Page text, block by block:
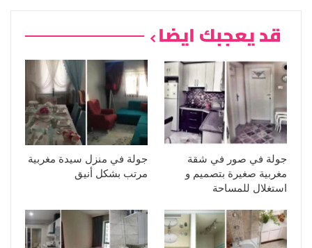
قد يعجبك ايضا
جولة في صور في شقة
مغربية صغيرة بتصميم و
استغلال للمساحة
جولة في منزل سيدة مغربية
مرتب بشكل أنيق